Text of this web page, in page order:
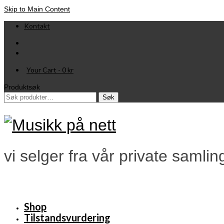
Skip to Main Content
Kontakt
Your Cart - 0 kr
Produktsøk
Søk
Søk
vi selger fra vår private
Shop
Tilstandsvurdering